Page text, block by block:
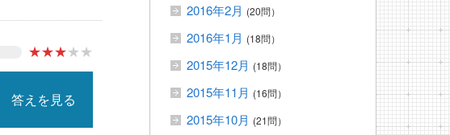
★★★★★
答えを見る
2016年2月 (20問）
2016年1月 (18問）
2015年12月 (18問）
2015年11月 (16問）
2015年10月 (21問）